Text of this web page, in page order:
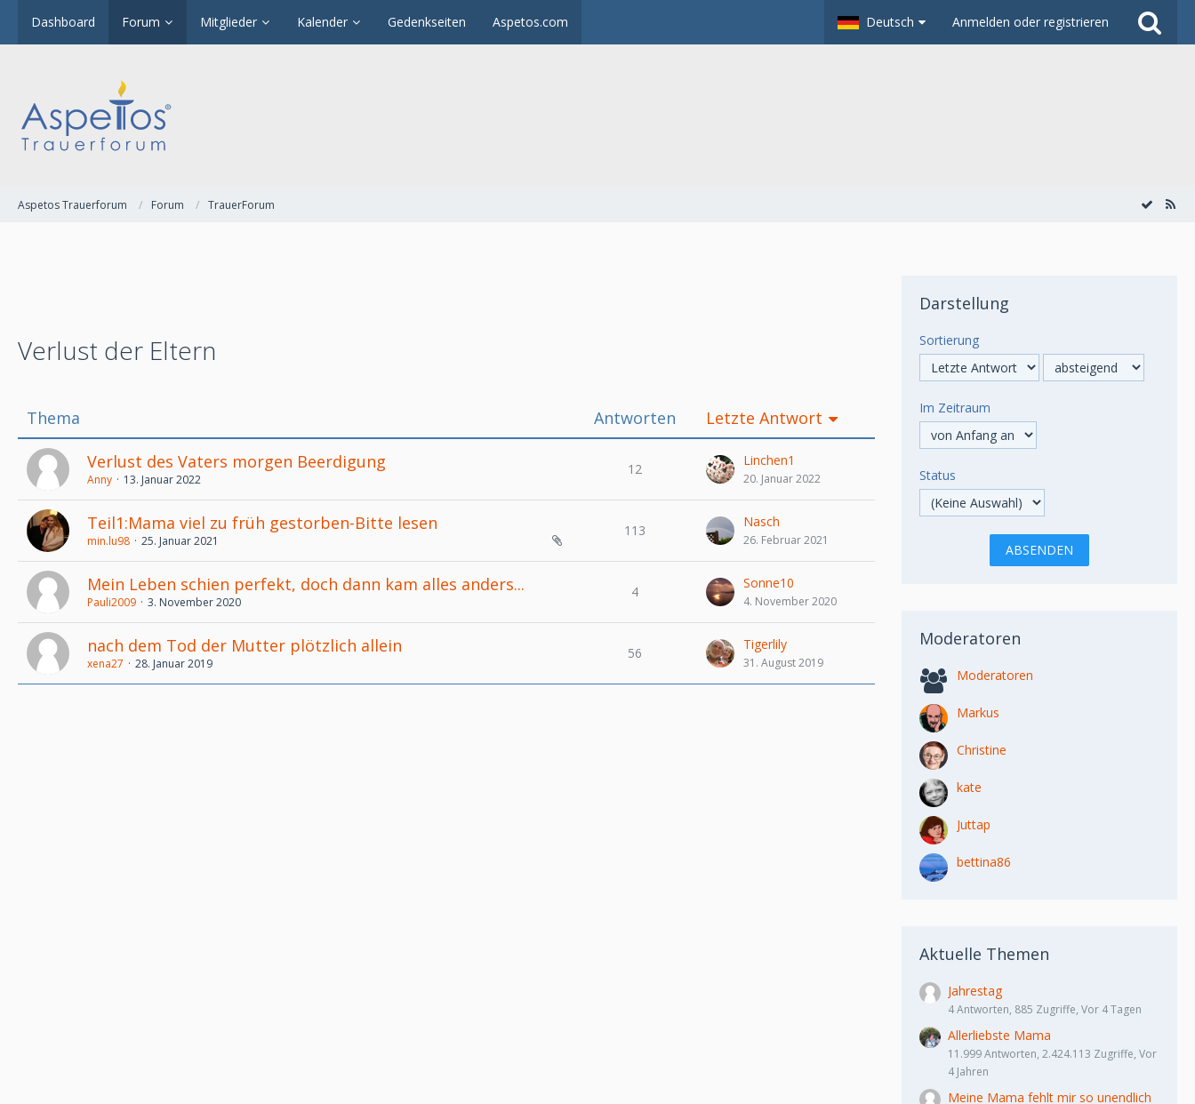
Dashboard Forum Mitglieder Kalender Gedenkseiten Aspetos.com Deutsch Anmelden oder registrieren
Aspetos Trauerforum Forum TrauerForum
Verlust der Eltern
Thema Antworten Letzte Antwort
Verlust des Vaters morgen Beerdigung
Anny 13. Januar 2022
12
Linchen1
20. Januar 2022
Teil1:Mama viel zu früh gestorben-Bitte lesen
min.lu98 25. Januar 2021
113
Nasch
26. Februar 2021
Mein Leben schien perfekt, doch dann kam alles anders...
Pauli2009 3. November 2020
4
Sonne10
4. November 2020
nach dem Tod der Mutter plötzlich allein
xena27 28. Januar 2019
56
Tigerlily
31. August 2019
Darstellung
Sortierung
Im Zeitraum
Status
Moderatoren
Moderatoren
Markus
Christine
kate
Juttap
bettina86
Aktuelle Themen
Jahrestag
4 Antworten, 885 Zugriffe, Vor 4 Tagen
Allerliebste Mama
11.999 Antworten, 2.424.113 Zugriffe, Vor
4 Jahren
Meine Mama fehlt mir so unendlich